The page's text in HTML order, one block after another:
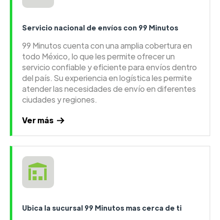
Servicio nacional de envíos con 99 Minutos
99 Minutos cuenta con una amplia cobertura en
todo México, lo que les permite ofrecer un
servicio confiable y eficiente para envíos dentro
del país. Su experiencia en logística les permite
atender las necesidades de envío en diferentes
ciudades y regiones.
Ver más
Ubica la sucursal 99 Minutos mas cerca de ti